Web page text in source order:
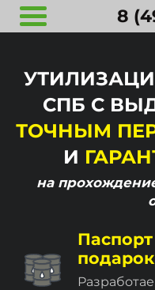
8
СПБ С
ТОЧНЫМ
И
на
Паспорт
подарок